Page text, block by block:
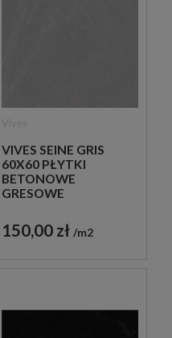
VIVES SEINE GRIS
60X60 PŁYTKI
BETONOWE
GRESOWE
150,00 zł m2